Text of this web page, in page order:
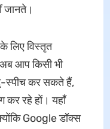
जानते।
लिए विस्तृत
अब आप किसी भी
स्पीच कर सकते हैं,
कर रहे हों। यहाँ
Google डॉक्स